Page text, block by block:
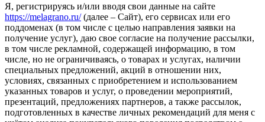
Я, регистрируясь и/или вводя свои данные на сайте
https://melagrano.ru/(далее – Сайт), его сервисах или его
поддоменах (в том числе с целью направления заявки на
получение услуг), даю свое согласие на получение рассылки,
в том числе рекламной, содержащей информацию, в том
числе, но не ограничиваясь, о товарах и услугах, наличии
специальных предложений, акций в отношении них,
условиях, связанных с приобретением и использованием
указанных товаров и услуг, о проведении мероприятий,
презентаций, предложениях партнеров, а также рассылок,
подготовленных в качестве личных рекомендаций для меня с